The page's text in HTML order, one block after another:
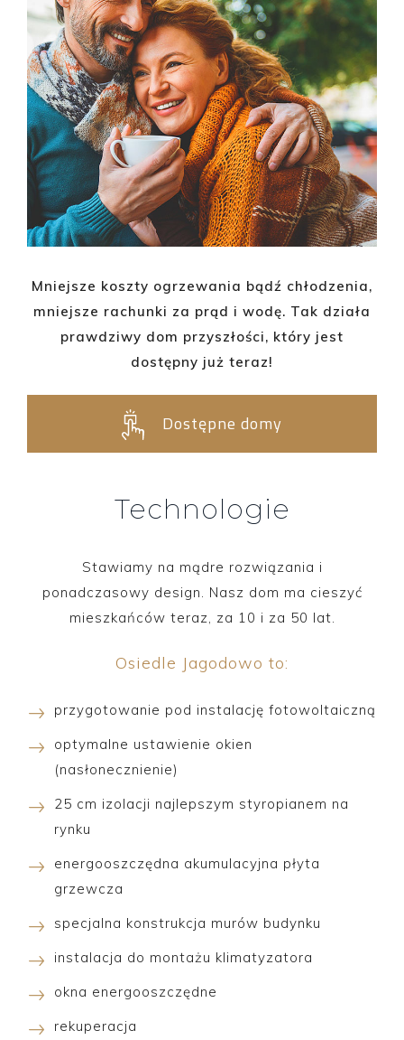
Mniejsze koszty ogrzewania bądź chłodzenia,
mniejsze rachunki za prąd i wodę. Tak działa
prawdziwy dom przyszłości, który jest
dostępny już teraz!
Dostępne domy
Technologie
Stawiamy na mądre rozwiązania i
ponadczasowy design. Nasz dom ma cieszyć
mieszkańców teraz, za 10 i za 50 lat.
Osiedle Jagodowo to:
przygotowanie pod instalację fotowoltaiczną
optymalne ustawienie okien
(nasłonecznienie)
25 cm izolacji najlepszym styropianem na
rynku
energooszczędna akumulacyjna płyta
grzewcza
specjalna konstrukcja murów budynku
instalacja do montażu klimatyzatora
okna energooszczędne
rekuperacja